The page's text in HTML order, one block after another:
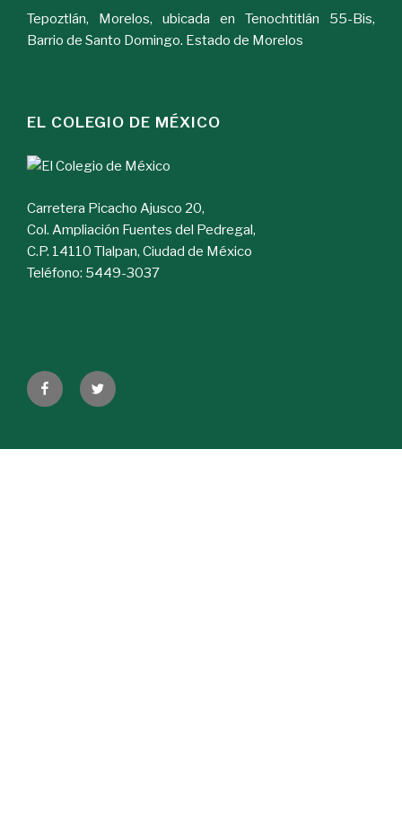
Tepoztlán, Morelos, ubicada en Tenochtitlán 55-Bis,
Barrio de Santo Domingo. Estado de Morelos
EL COLEGIO DE MÉXICO
Carretera Picacho Ajusco 20,
Col. Ampliación Fuentes del Pedregal,
C.P. 14110 Tlalpan, Ciudad de México
Teléfono: 5449-3037
FacebookTwitter